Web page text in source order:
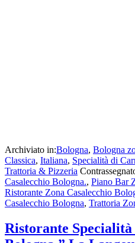
Archiviato in:Bologna, Bologna
Classica, Italiana, Specialità di
Trattoria & Pizzeria
Casalecchio Bologna., Piano Bar
Ristorante Zona Casalecchio
Casalecchio Bologna, Trattoria
Ristorante Specialità